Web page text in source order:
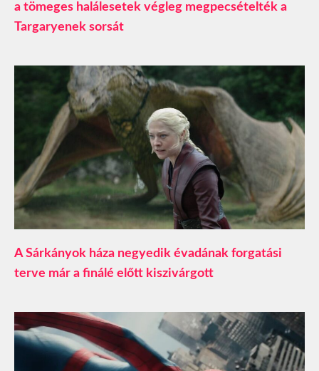
a tömeges halálesetek végleg megpecsételték a
Targaryenek sorsát
A Sárkányok háza negyedik évadának forgatási
terve már a finálé előtt kiszivárgott